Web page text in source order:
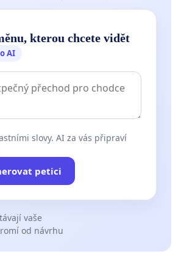
kterou chcete vidět
AI
slovy. AI za vás připraví
petici
vaše
od návrhu